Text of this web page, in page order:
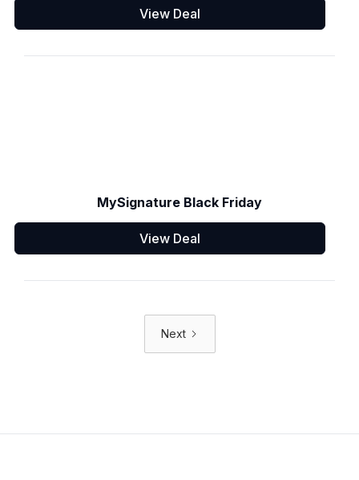
View Deal
MySignature Black Friday
View Deal
Next